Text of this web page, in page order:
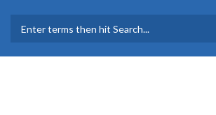
FORMULARIO DE
BÚSQUEDA